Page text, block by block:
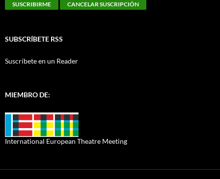
SUBSCRÍBETE RSS
Suscríbete en un Reader
MIEMBRO DE:
International European Theatre Meeting